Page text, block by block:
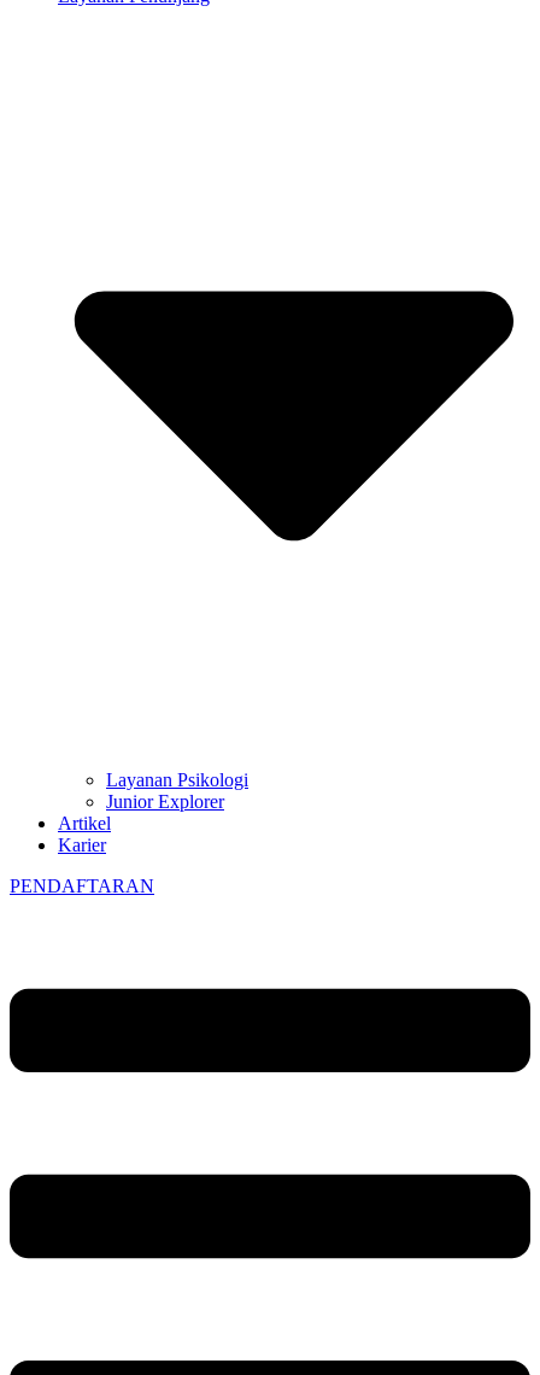
Layanan Psikologi
Junior Explorer
Artikel
Karier
PENDAFTARAN